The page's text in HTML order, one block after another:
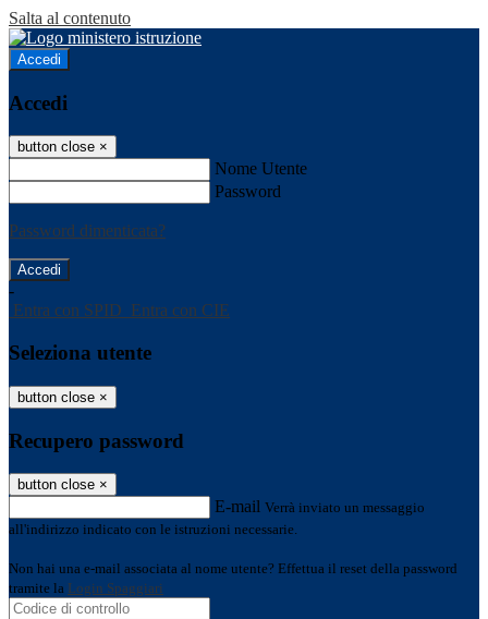
Salta al contenuto
Accedi
Accedi
button close ×
Nome Utente
Password
Password dimenticata?
-
Entra con SPID Entra con CIE
Seleziona utente
button close ×
Recupero password
button close ×
E-mail Verrà inviato un messaggio
all'indirizzo indicato con le istruzioni necessarie.
Non hai una e-mail associata al nome utente? Effettua il reset della password
tramite la Login Spaggiari